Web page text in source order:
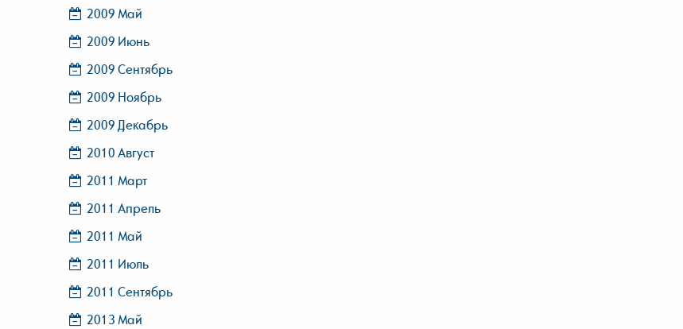
2009 Май
2009 Июнь
2009 Сентябрь
2009 Ноябрь
2009 Декабрь
2010 Август
2011 Март
2011 Апрель
2011 Май
2011 Июль
2011 Сентябрь
2013 Май